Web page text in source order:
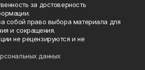
за достоверность
собой право выбора материала для
и сокращения.
не рецензируются и не
данных